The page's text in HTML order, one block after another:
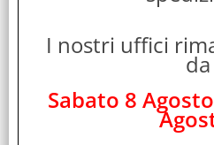
Cod. EAN:
Cod. Produttore:
DS-2CD1323G2-I(2.8mm
Hikvision Digital Technology DS-
I nostri uffici
da
Sabato 8